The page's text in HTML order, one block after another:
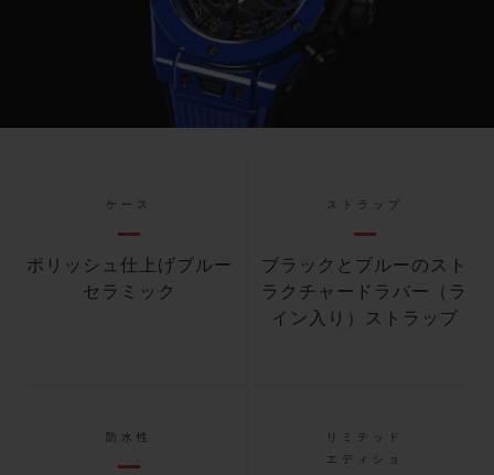
Play
ケース
ポリッシュ仕上げブルー
セラミック
ストラップ
ブラックとブルーのスト
ラクチャードラバー（ラ
イン入り）ストラップ
防水性
リミテッド
エディショ